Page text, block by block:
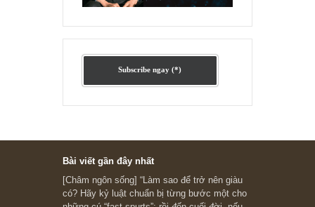
Ấn phẩm cũ Kỳ 78 đến 80